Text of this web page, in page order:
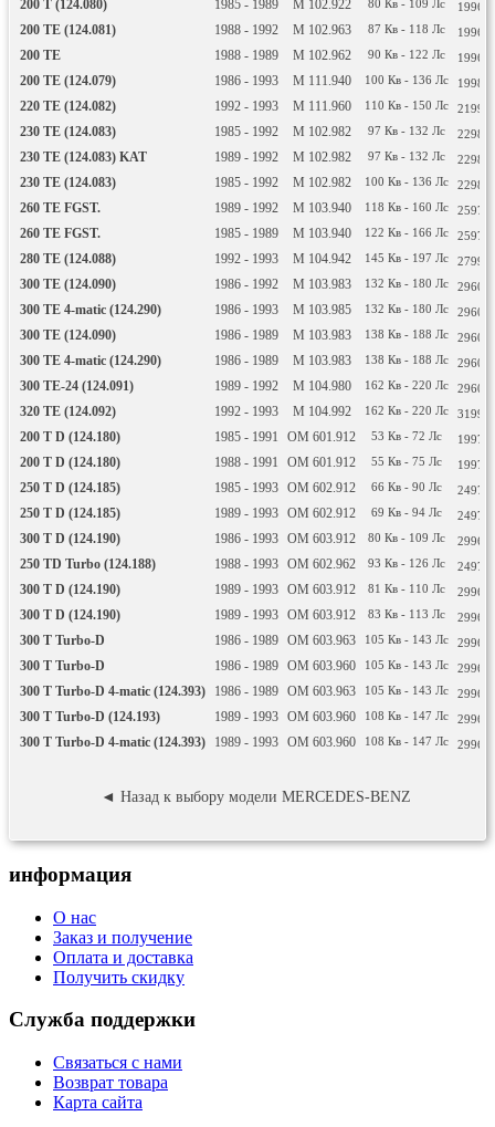
200 T (124.080) 1985 - 1989 M 102.922 80 Кв - 109 Лс 1996
200 TE (124.081) 1988 - 1992 M 102.963 87 Кв - 118 Лс 1996
200 TE 1988 - 1989 M 102.962 90 Кв - 122 Лс 1996
200 TE (124.079) 1986 - 1993 M 111.940 100 Кв - 136 Лс 1998
220 TE (124.082) 1992 - 1993 M 111.960 110 Кв - 150 Лс 2199
230 TE (124.083) 1985 - 1992 M 102.982 97 Кв - 132 Лс 2298
230 TE (124.083) KAT 1989 - 1992 M 102.982 97 Кв - 132 Лс 2298
230 TE (124.083) 1985 - 1992 M 102.982 100 Кв - 136 Лс 2298
260 TE FGST. 1989 - 1992 M 103.940 118 Кв - 160 Лс 2597
260 TE FGST. 1985 - 1989 M 103.940 122 Кв - 166 Лс 2597
280 TE (124.088) 1992 - 1993 M 104.942 145 Кв - 197 Лс 2799
300 TE (124.090) 1986 - 1992 M 103.983 132 Кв - 180 Лс 2960
300 TE 4-matic (124.290) 1986 - 1993 M 103.985 132 Кв - 180 Лс 2960
300 TE (124.090) 1986 - 1989 M 103.983 138 Кв - 188 Лс 2960
300 TE 4-matic (124.290) 1986 - 1989 M 103.983 138 Кв - 188 Лс 2960
300 TE-24 (124.091) 1989 - 1992 M 104.980 162 Кв - 220 Лс 2960
320 TE (124.092) 1992 - 1993 M 104.992 162 Кв - 220 Лс 3199
200 T D (124.180) 1985 - 1991 OM 601.912 53 Кв - 72 Лс 1997
200 T D (124.180) 1988 - 1991 OM 601.912 55 Кв - 75 Лс 1997
250 T D (124.185) 1985 - 1993 OM 602.912 66 Кв - 90 Лс 2497
250 T D (124.185) 1989 - 1993 OM 602.912 69 Кв - 94 Лс 2497
300 T D (124.190) 1986 - 1993 OM 603.912 80 Кв - 109 Лс 2996
250 TD Turbo (124.188) 1988 - 1993 OM 602.962 93 Кв - 126 Лс 2497
300 T D (124.190) 1989 - 1993 OM 603.912 81 Кв - 110 Лс 2996
300 T D (124.190) 1989 - 1993 OM 603.912 83 Кв - 113 Лс 2996
300 T Turbo-D 1986 - 1989 OM 603.963 105 Кв - 143 Лс 2996
300 T Turbo-D 1986 - 1989 OM 603.960 105 Кв - 143 Лс 2996
300 T Turbo-D 4-matic (124.393) 1986 - 1989 OM 603.963 105 Кв - 143 Лс 2996
300 T Turbo-D (124.193) 1989 - 1993 OM 603.960 108 Кв - 147 Лс 2996
300 T Turbo-D 4-matic (124.393) 1989 - 1993 OM 603.960 108 Кв - 147 Лс 2996
◄ Назад к выбору модели MERCEDES-BENZ
информация
О нас
Заказ и получение
Оплата и доставка
Получить скидку
Служба поддержки
Связаться с нами
Возврат товара
Карта сайта